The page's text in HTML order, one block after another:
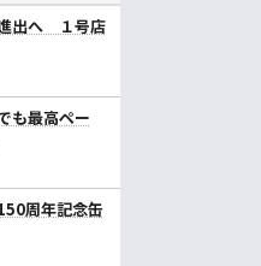
出へ １号店
も最高ペー
周年記念缶